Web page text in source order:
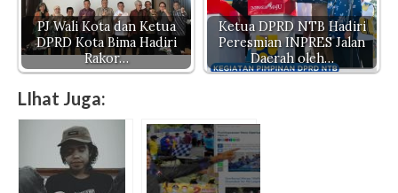
PJ Wali Kota dan Ketua
DPRD Kota Bima Hadiri
Rakor…
Ketua DPRD NTB Hadiri
Peresmian INPRES Jalan
Daerah oleh…
LIhat Juga: